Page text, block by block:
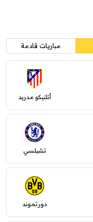
مباريات قادمة
أتلتيكو مدريد
تشيلسي
دورتموند